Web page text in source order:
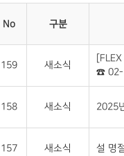
No 구분
159 새소식
☎ 02-
158 새소식 2025
157 새소식 설 명